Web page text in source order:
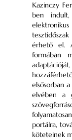
Kazinczy
ben
érhető el.
formában
elsősorban
elvében a
portálra,
köteteinek